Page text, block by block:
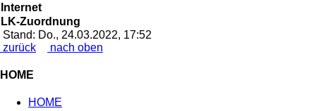
Internet
LK-Zuordnung
Stand: Do., 24.03.2022, 17:52
zurück
nach oben
HOME
HOME